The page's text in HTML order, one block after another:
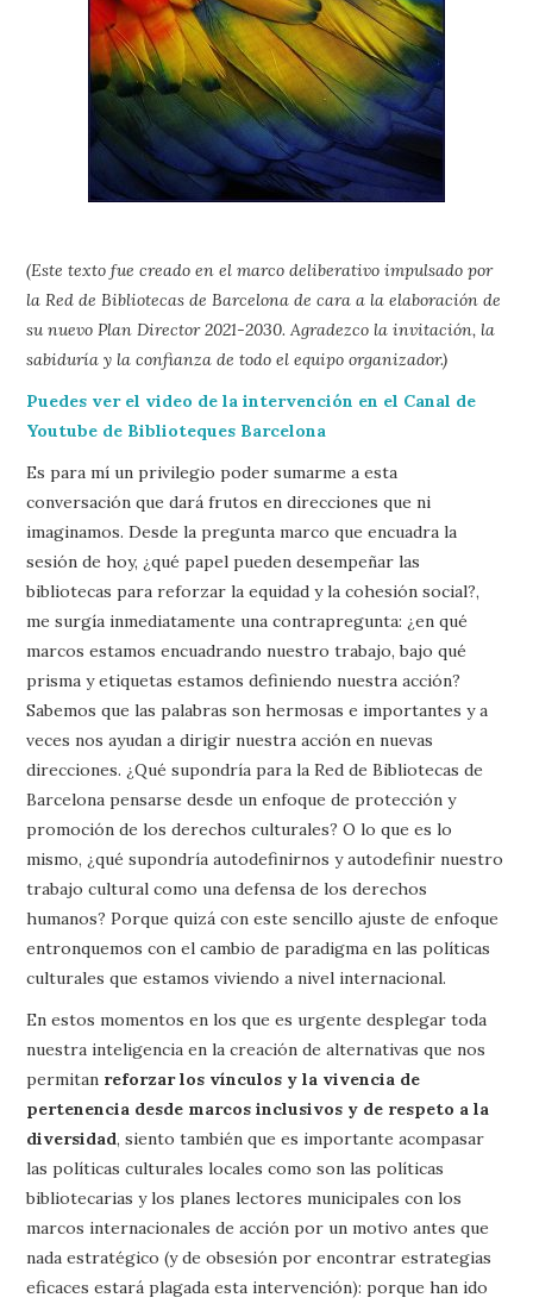
(Este texto fue creado en el marco deliberativo impulsado por
la Red de Bibliotecas de Barcelona de cara a la elaboración de
su nuevo Plan Director 2021-2030. Agradezco la invitación, la
sabiduría y la confianza de todo el equipo organizador.)
Puedes ver el video de la intervención en el Canal de
Youtube de Biblioteques Barcelona
Es para mí un privilegio poder sumarme a esta
conversación que dará frutos en direcciones que ni
imaginamos. Desde la pregunta marco que encuadra la
sesión de hoy, ¿qué papel pueden desempeñar las
bibliotecas para reforzar la equidad y la cohesión social?,
me surgía inmediatamente una contrapregunta: ¿en qué
marcos estamos encuadrando nuestro trabajo, bajo qué
prisma y etiquetas estamos definiendo nuestra acción?
Sabemos que las palabras son hermosas e importantes y a
veces nos ayudan a dirigir nuestra acción en nuevas
direcciones. ¿Qué supondría para la Red de Bibliotecas de
Barcelona pensarse desde un enfoque de protección y
promoción de los derechos culturales? O lo que es lo
mismo, ¿qué supondría autodefinirnos y autodefinir nuestro
trabajo cultural como una defensa de los derechos
humanos? Porque quizá con este sencillo ajuste de enfoque
entronquemos con el cambio de paradigma en las políticas
culturales que estamos viviendo a nivel internacional.
En estos momentos en los que es urgente desplegar toda
nuestra inteligencia en la creación de alternativas que nos
permitan reforzar los vínculos y la vivencia de
pertenencia desde marcos inclusivos y de respeto a la
diversidad, siento también que es importante acompasar
las políticas culturales locales como son las políticas
bibliotecarias y los planes lectores municipales con los
marcos internacionales de acción por un motivo antes que
nada estratégico (y de obsesión por encontrar estrategias
eficaces estará plagada esta intervención): porque han ido